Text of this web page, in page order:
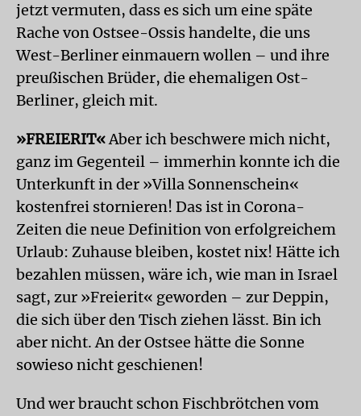
jetzt vermuten, dass es sich um eine späte
Rache von Ostsee-Ossis handelte, die uns
West-Berliner einmauern wollen – und ihre
preußischen Brüder, die ehemaligen Ost-
Berliner, gleich mit.
»FREIERIT«Aber ich beschwere mich nicht,
ganz im Gegenteil – immerhin konnte ich die
Unterkunft in der »Villa Sonnenschein«
kostenfrei stornieren! Das ist in Corona-
Zeiten die neue Definition von erfolgreichem
Urlaub: Zuhause bleiben, kostet nix! Hätte ich
bezahlen müssen, wäre ich, wie man in Israel
sagt, zur »Freierit« geworden – zur Deppin,
die sich über den Tisch ziehen lässt. Bin ich
aber nicht. An der Ostsee hätte die Sonne
sowieso nicht geschienen!
Und wer braucht schon Fischbrötchen vom